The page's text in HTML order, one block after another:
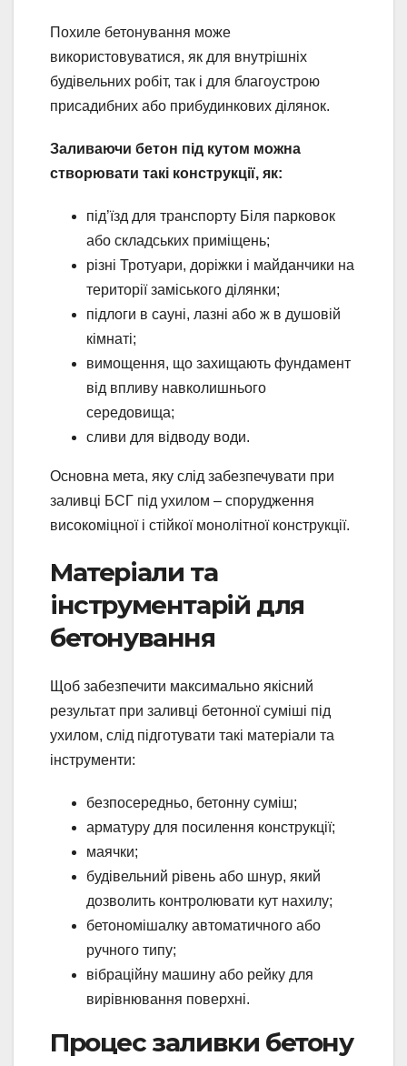
Похиле бетонування може
використовуватися, як для внутрішніх
будівельних робіт, так і для благоустрою
присадибних або прибудинкових ділянок.
Заливаючи бетон під кутом можна
створювати такі конструкції, як:
під’їзд для транспорту Біля парковок
або складських приміщень;
різні Тротуари, доріжки і майданчики на
території заміського ділянки;
підлоги в сауні, лазні або ж в душовій
кімнаті;
вимощення, що захищають фундамент
від впливу навколишнього
середовища;
сливи для відводу води.
Основна мета, яку слід забезпечувати при
заливці БСГ під ухилом – спорудження
високоміцної і стійкої монолітної конструкції.
Матеріали та
інструментарій для
бетонування
Щоб забезпечити максимально якісний
результат при заливці бетонної суміші під
ухилом, слід підготувати такі матеріали та
інструменти:
безпосередньо, бетонну суміш;
арматуру для посилення конструкції;
маячки;
будівельний рівень або шнур, який
дозволить контролювати кут нахилу;
бетономішалку автоматичного або
ручного типу;
вібраційну машину або рейку для
вирівнювання поверхні.
Процес заливки бетону